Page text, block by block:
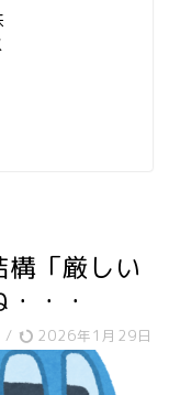
構「厳しい
・・
/ 2026年1月29日